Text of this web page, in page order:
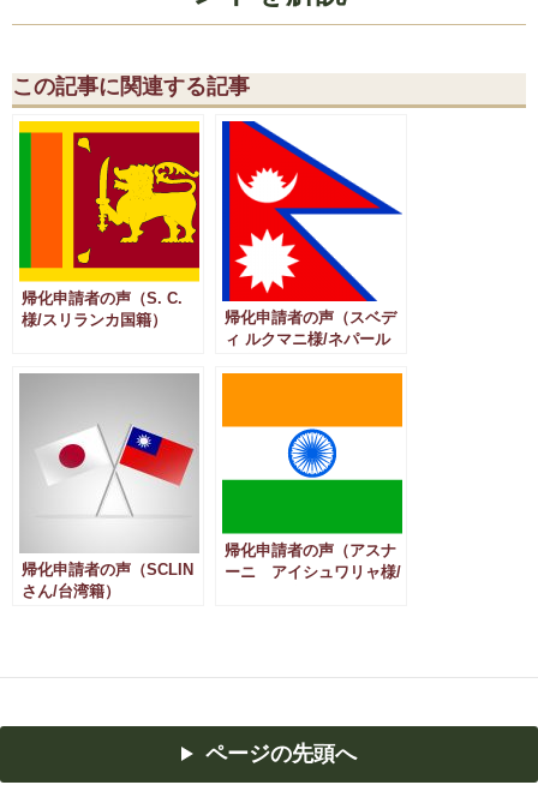
この記事に関連する記事
帰化申請者の声（S. C.
様/スリランカ国籍）
帰化申請者の声（スベデ
ィ ルクマニ様/ネパール
帰化申請者の声（SCLIN
さん/台湾籍）
帰化申請者の声（アスナ
ーニ アイシュワリャ様/
ページの先頭へ